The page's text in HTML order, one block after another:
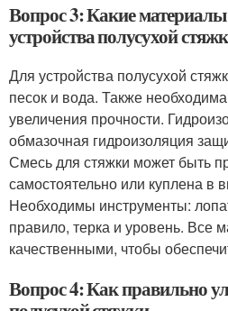
Вопрос 3: Какие
устройства полусухой
Для устройства полусухой
песок и вода. Также
увеличения прочности.
обмазочная гидроизоляция
Смесь для стяжки может быть
самостоятельно или куплена в
Необходимы инструменты:
правило, терка и уровень. Все
качественными, чтобы
Вопрос 4: Как правильно